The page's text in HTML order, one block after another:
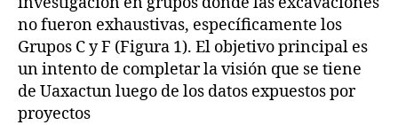
no fueron exhaustivas, específicamente los
Grupos C y F (Figura 1). El objetivo principal es
un intento de completar la visión que se tiene
de Uaxactun luego de los datos expuestos por
proyectos